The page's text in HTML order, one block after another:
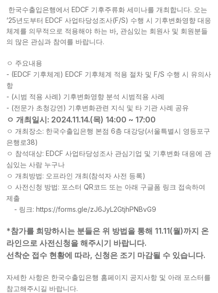
한국수출입은행에서 EDCF 기후주류화 세미나를 개최합니다. 오는
‘25년도부터 EDCF 사업타당성조사(F/S) 수행 시 기후변화영향 대응
체계를 의무적으로 적용해야 하는 바 , 관심있는 회원사 및 회원분들
의 많은 관심과 참여를 바랍니다.
ㅇ 주요내용
- (EDCF 기후체계 ) EDCF 기후체계 적용 절차 및 F/S 수행 시 유의사
항
- (시범 적용 사례 ) 기후변화영향 분석 시범적용 사례
- (전문가 초청강연 ) 기후변화관련 지식 및 타 기관 사례 공유
ㅇ 개최일시 : 2024.11.14.(목) 14:00 ~ 17:00
ㅇ 개최장소: 한국수출입은행 본점 6층 대강당(서울특별시 영등포구
은행로38)
ㅇ 참석대상: EDCF 사업타당성조사 관심기업 및 기후변화 대응에 관
심있는 사람 누구나
ㅇ 개최방법 : 오프라인 개최 (참석자 사전 등록)
ㅇ 사전신청 방법 : 포스터 QR코드 또는 아래 구글폼 링크 접속하여
제출
- 링크: https://forms.gle/zJ6JyL2GtjhPNBvG9
*참가를 희망하시는 분들은 위 방법을 통해 11.11(월)까지 온
라인으로 사전신청을 해주시기 바랍니다.
선착순 접수 현황에 따라, 신청은 조기 마감될 수 있습니다.
자세한 사항은 한국수출입은행 홈페이지 공지사항 및 아래 포스터를
참고해주시길 바랍니다.